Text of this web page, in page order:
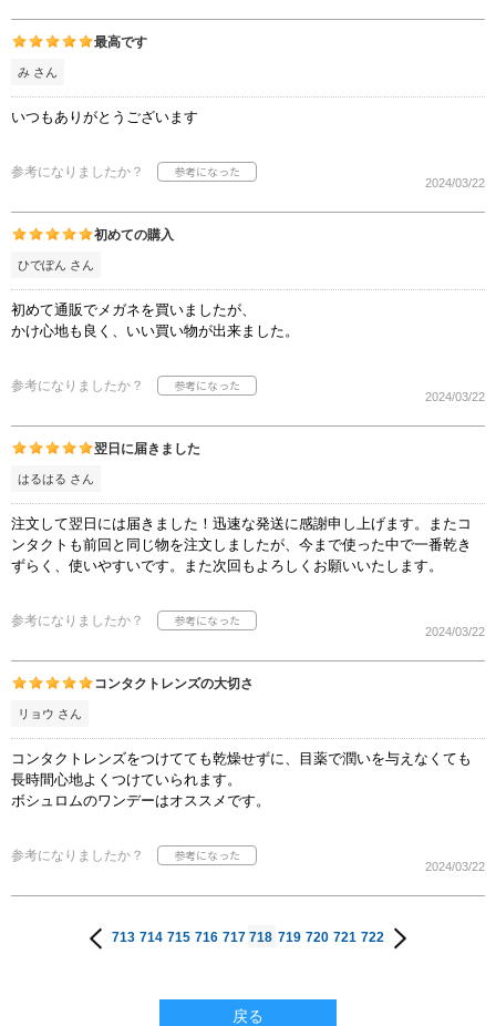
最高です
み さん
いつもありがとうございます
参考になりましたか？
2024/03/22
初めての購入
ひでぽん さん
初めて通販でメガネを買いましたが、
かけ心地も良く、いい買い物が出来ました。
参考になりましたか？
2024/03/22
翌日に届きました
はるはる さん
注文して翌日には届きました！迅速な発送に感謝申し上げます。またコ
ンタクトも前回と同じ物を注文しましたが、今まで使った中で一番乾き
ずらく、使いやすいです。また次回もよろしくお願いいたします。
参考になりましたか？
2024/03/22
コンタクトレンズの大切さ
リョウ さん
コンタクトレンズをつけてても乾燥せずに、目薬で潤いを与えなくても
長時間心地よくつけていられます。
ボシュロムのワンデーはオススメです。
参考になりましたか？
2024/03/22
713 714 715 716 717 718 719 720 721 722
戻る